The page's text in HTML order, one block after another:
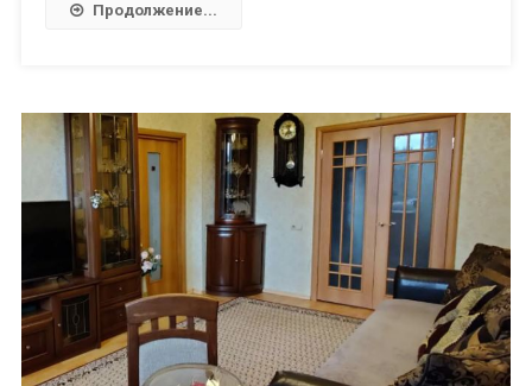
Продолжение...